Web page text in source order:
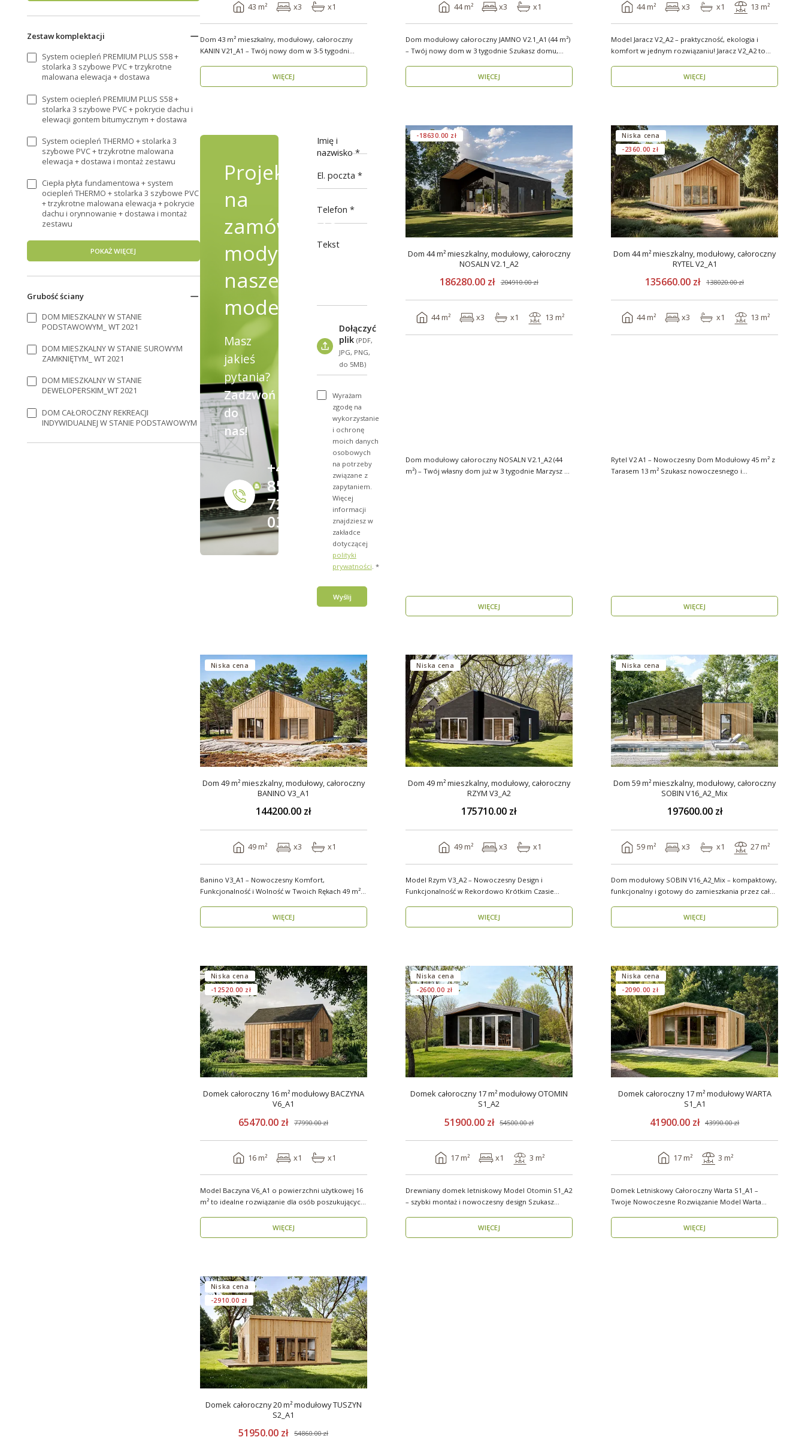
Zestaw komplektacji
System ociepleń PREMIUM PLUS S58 +
stolarka 3 szybowe PVC + trzykrotne
malowana elewacja + dostawa
System ociepleń PREMIUM PLUS S58 +
stolarka 3 szybowe PVC + pokrycie dachu i
elewacji gontem bitumycznym + dostawa
System ociepleń THERMO + stolarka 3
szybowe PVC + trzykrotne malowana
elewacja + dostawa i montaż zestawu
Ciepła płyta fundamentowa + system
ociepleń THERMO + stolarka 3 szybowe PVC
+ trzykrotne malowana elewacja + pokrycie
dachu i orynnowanie + dostawa i montaż
zestawu
POKAŻ WIĘCEJ
Grubość ściany
DOM MIESZKALNY W STANIE
PODSTAWOWYM_ WT 2021
DOM MIESZKALNY W STANIE SUROWYM
ZAMKNIĘTYM_ WT 2021
DOM MIESZKALNY W STANIE
DEWELOPERSKIM_WT 2021
DOM CAŁOROCZNY REKREACJI
INDYWIDUALNEJ W STANIE PODSTAWOWYM
43 m² x3 x1
Dom 43 m² mieszkalny, modułowy, całoroczny
KANIN V21_A1 – Twój nowy dom w 3-5 tygodni
WIĘCEJ
44 m² x3 x1
Dom modułowy całoroczny JAMNO V2.1_A1 (44 m²)
– Twój nowy dom w 3 tygodnie Szukasz domu,
WIĘCEJ
44 m² x3 x1 13 m²
Model Jaracz V2_A2 – praktyczność, ekologia i
komfort w jednym rozwiązaniu! Jaracz V2_A2 to
WIĘCEJ
Projekty
na
zamówienie,
modyfikując
nasze
modele
Masz
jakieś
pytania?
Zadzwoń
do
nas!
+48
856
723
031
Imię i
nazwisko
El. poczta
Telefon
Tekst
Dołączyć
plik(PDF,
JPG, PNG,
do 5MB)
Wyrażam
zgodę na
wykorzystanie
i ochronę
moich danych
osobowych
na potrzeby
związane z
zapytaniem.
Więcej
informacji
znajdziesz w
zakładce
dotyczącej
polityki
prywatności . *
Wyślij
-18630.00 zł
Dom 44 m² mieszkalny, modułowy, całoroczny
NOSALN V2.1_A2
186280.00 zł 204910.00 zł
44 m² x3 x1 13 m²
Dom modułowy całoroczny NOSALN V2.1_A2 (44
m²) – Twój własny dom już w 3 tygodnie Marzysz o
WIĘCEJ
Niska cena
-2360.00 zł
Dom 44 m² mieszkalny, modułowy, całoroczny
RYTEL V2_A1
135660.00 zł 138020.00 zł
44 m² x3 x1 13 m²
Rytel V2 A1 – Nowoczesny Dom Modułowy 45 m² z
Tarasem 13 m² Szukasz nowoczesnego i
WIĘCEJ
Niska cena
Dom 49 m² mieszkalny, modułowy, całoroczny
BANINO V3_A1
144200.00 zł
49 m² x3 x1
Banino V3_A1 – Nowoczesny Komfort,
Funkcjonalność i Wolność w Twoich Rękach 49 m²
WIĘCEJ
Niska cena
Dom 49 m² mieszkalny, modułowy, całoroczny
RZYM V3_A2
175710.00 zł
49 m² x3 x1
Model Rzym V3_A2 – Nowoczesny Design i
Funkcjonalność w Rekordowo Krótkim Czasie
WIĘCEJ
Niska cena
Dom 59 m² mieszkalny, modułowy, całoroczny
SOBIN V16_A2_Mix
197600.00 zł
59 m² x3 x1 27 m²
Dom modułowy SOBIN V16_A2_Mix – kompaktowy,
funkcjonalny i gotowy do zamieszkania przez cały
WIĘCEJ
Niska cena
-12520.00 zł
Domek całoroczny 16 m² modułowy BACZYNA
V6_A1
65470.00 zł 77990.00 zł
16 m² x1 x1
Model Baczyna V6_A1 o powierzchni użytkowej 16
m² to idealne rozwiązanie dla osób poszukujących
WIĘCEJ
Niska cena
-2600.00 zł
Domek całoroczny 17 m² modułowy OTOMIN
S1_A2
51900.00 zł 54500.00 zł
17 m² x1 3 m²
Drewniany domek letniskowy Model Otomin S1_A2
– szybki montaż i nowoczesny design Szukasz
WIĘCEJ
Niska cena
-2090.00 zł
Domek całoroczny 17 m² modułowy WARTA
S1_A1
41900.00 zł 43990.00 zł
17 m² 3 m²
Domek Letniskowy Całoroczny Warta S1_A1 –
Twoje Nowoczesne Rozwiązanie Model Warta
WIĘCEJ
Niska cena
-2910.00 zł
Domek całoroczny 20 m² modułowy TUSZYN
S2_A1
51950.00 zł 54860.00 zł